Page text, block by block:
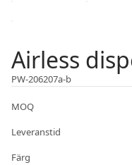
Airless
PW-206207a-b
MOQ
Leveranstid
Färg